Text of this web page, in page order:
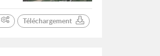
Téléchargement